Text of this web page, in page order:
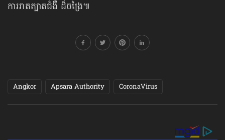
ការរាតត្បាតជំងឺ ដ៏ចង្រៃ៕
Angkor Apsara Authority CoronaVirus